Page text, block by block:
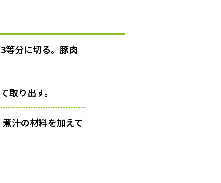
等分に切る。豚肉
取り出す。
汁の材料を加えて